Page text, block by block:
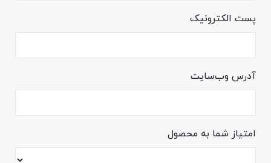
پست الکترونیک
آدرس وب‌سایت
امتیاز شما به محصول